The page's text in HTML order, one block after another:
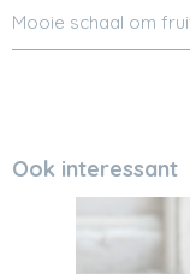
Mooie schaal om
Ook interessant